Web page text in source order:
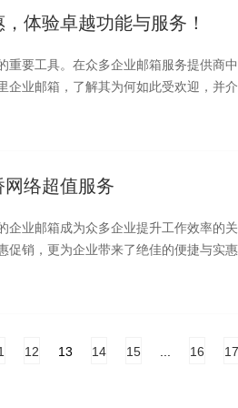
体验卓越功能与服务！
要工具。在众多企业邮箱服务提供商
业邮箱，了解其为何如此受欢迎，并介
络超值服务
业邮箱成为众多企业提升工作效率的
销，更为企业带来了绝佳的便捷与实
12 13 14 15 16 17